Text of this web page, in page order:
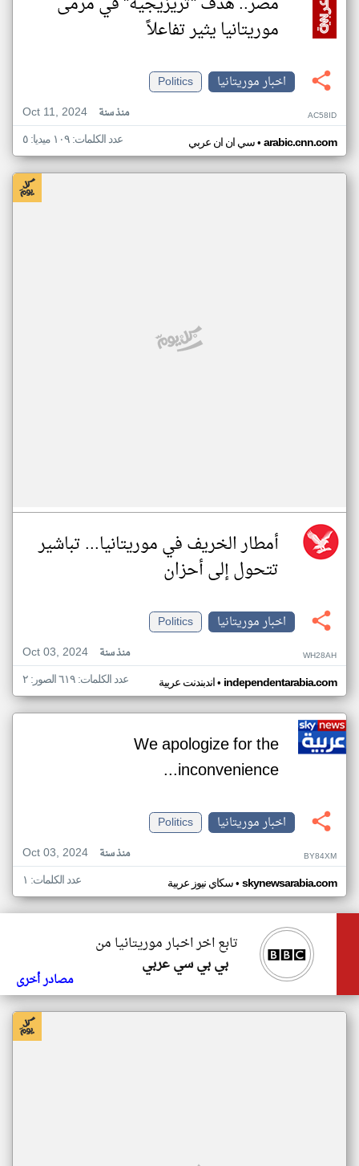
موريتانيا يثير تفاعلاً
اخبار موريتانيا
Politics
Oct 11, 2024
منذ سنة AC58ID
سي ان ان عربي• arabic.cnn.com عدد الكلمات: ١٠٩ ميديا: ٥
أمطار الخريف في موريتانيا... تباشير
تتحول إلى أحزان
اخبار موريتانيا
Politics
Oct 03, 2024
منذ سنة WH28AH
اندبندنت عربية• independentarabia.com عدد الكلمات: ٦١٩ الصور: ٢
We apologize for the
inconvenience...
اخبار موريتانيا
Politics
Oct 03, 2024
منذ سنة BY84XM
سكاي نيوز عربية• skynewsarabia.com عدد الكلمات: ١
تابع اخر اخبار موريتانيا من
بي بي سي عربي
مصادر أخرى